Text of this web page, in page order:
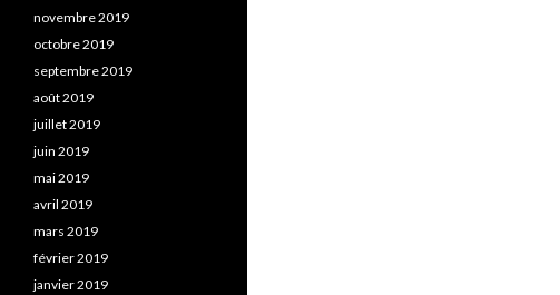
novembre 2019
octobre 2019
septembre 2019
août 2019
juillet 2019
juin 2019
mai 2019
avril 2019
mars 2019
février 2019
janvier 2019